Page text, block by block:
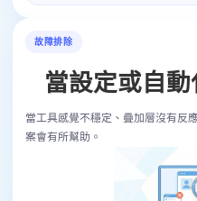
故障排除
當設定或自
當工具感覺不穩定、疊加層沒有反
案會有所幫助。